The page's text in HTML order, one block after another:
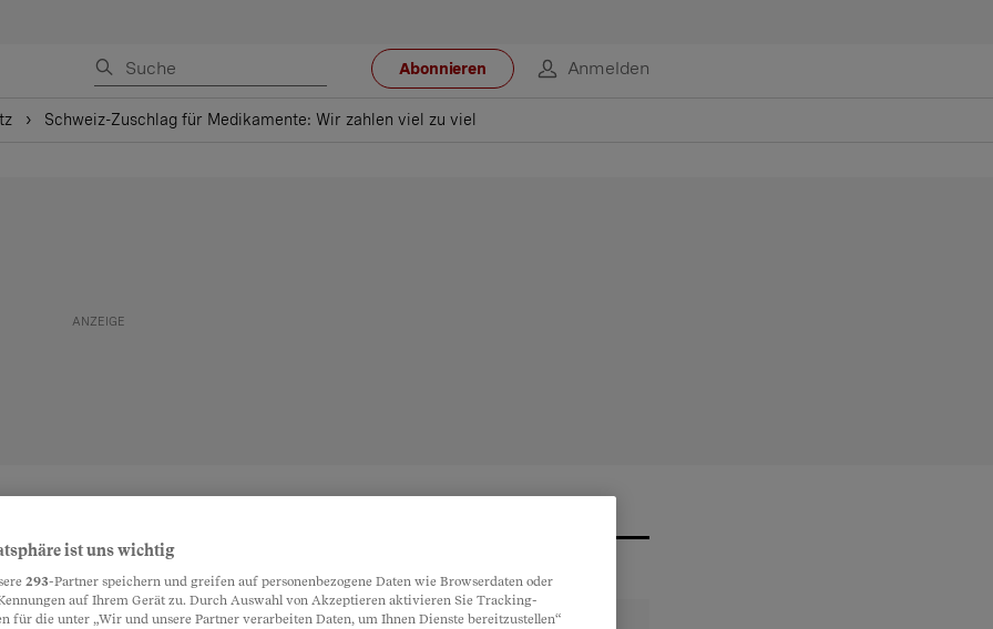
Abonnieren Anmelden
Schweiz-Zuschlag für Medikamente: Wir zahlen viel zu viel
ist uns wichtig
293-Partner speichern und greifen auf personenbezogene Daten wie Browserdaten oder
auf Ihrem Gerät zu. Durch Auswahl von Akzeptieren aktivieren Sie Tracking-
für die unter „Wir und unsere Partner verarbeiten Daten, um Ihnen Dienste bereitzustellen“